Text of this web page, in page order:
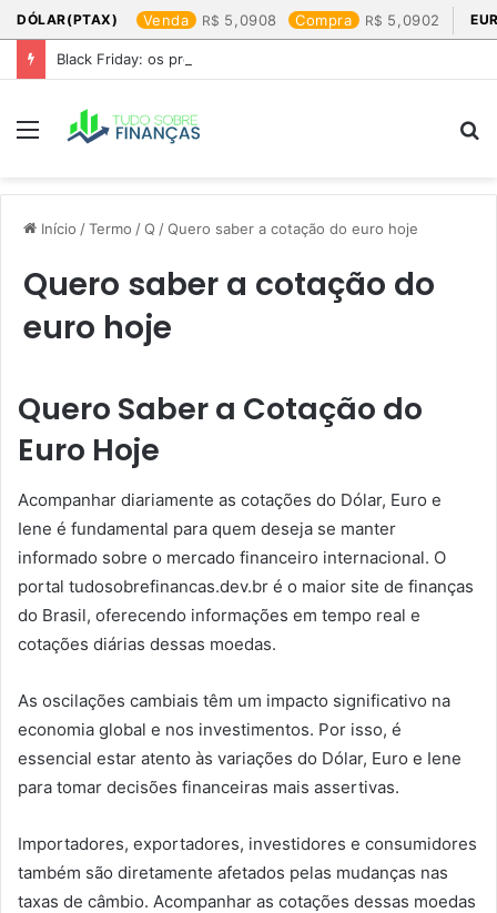
DÓLAR(PTAX) Venda 5,0908 Compra 5,0902
Black Friday: os produtos que mais valem a pena
Menu
Início /Termo /Q /Quero saber a cotação do euro hoje​
Quero saber a cotação do
euro hoje​
Quero Saber a Cotação do
Euro Hoje
Acompanhar diariamente as cotações do Dólar, Euro e
Iene é fundamental para quem deseja se manter
informado sobre o mercado financeiro internacional. O
portal tudosobrefinancas.dev.br é o maior site de finanças
do Brasil, oferecendo informações em tempo real e
cotações diárias dessas moedas.
As oscilações cambiais têm um impacto significativo na
economia global e nos investimentos. Por isso, é
essencial estar atento às variações do Dólar, Euro e Iene
para tomar decisões financeiras mais assertivas.
Importadores, exportadores, investidores e consumidores
também são diretamente afetados pelas mudanças nas
taxas de câmbio. Acompanhar as cotações dessas moedas